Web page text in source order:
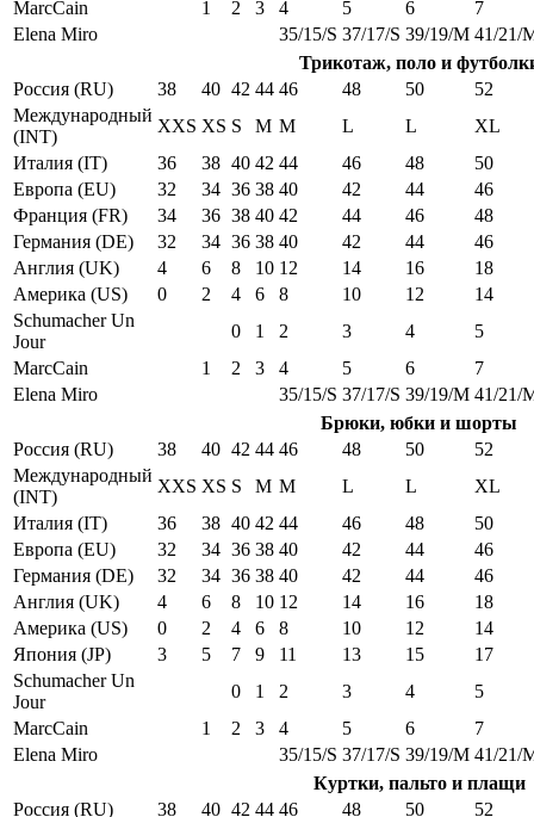
MarcCain
1 2 3 4 5 6
7
Elena Miro
35/15/S 37/17/S 39/19/M 41/21/
Трикотаж, поло и
Россия (RU)
38 40 42 44 46 48 50
52
Международный
(INT)
XXS XS S M M L L
XL
Италия (IT)
36 38 40 42 44 46 48
50
Европа (EU)
32 34 36 38 40 42 44
46
Франция (FR)
34 36 38 40 42 44 46
48
Германия (DE)
32 34 36 38 40 42 44
46
Англия (UK)
4 6 8 10 12 14 16
18
Америка (US)
0 2 4 6 8 10 12
14
Schumacher Un
Jour
0 1 2 3 4
5
MarcCain
1 2 3 4 5 6
7
Elena Miro
35/15/S 37/17/S 39/19/M 41/21/
Брюки, юбки и шорты
Россия (RU)
38 40 42 44 46 48 50
52
Международный
(INT)
XXS XS S M M L L
XL
Италия (IT)
36 38 40 42 44 46 48
50
Европа (EU)
32 34 36 38 40 42 44
46
Германия (DE)
32 34 36 38 40 42 44
46
Англия (UK)
4 6 8 10 12 14 16
18
Америка (US)
0 2 4 6 8 10 12
14
Япония (JP)
3 5 7 9 11 13 15
17
Schumacher Un
Jour
0 1 2 3 4
5
MarcCain
1 2 3 4 5 6
7
Elena Miro
35/15/S 37/17/S 39/19/M 41/21/
Куртки, пальто и плащи
Россия (RU)
38 40 42 44 46 48 50 52